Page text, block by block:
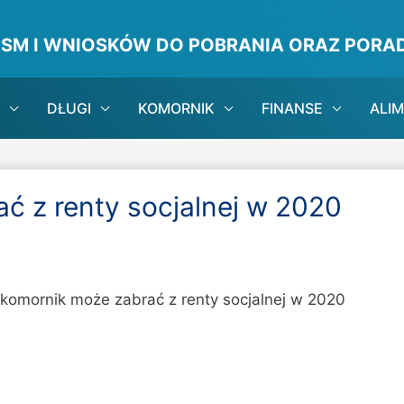
I WNIOSKÓW DO POBRANIA ORAZ
DŁUGI KOMORNIK FINANSE
z renty socjalnej w 2020
może zabrać z renty socjalnej w 2020